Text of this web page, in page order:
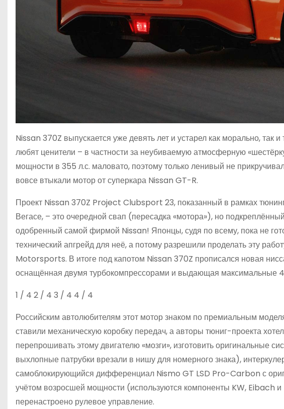
Nissan 370Z выпускается уже девять лет и устарел как морально, так
любят ценители – в частности за неубиваемую атмосферную
мощности в 355 л.с. маловато, поэтому только ленивый не
вовсе втыкали мотор от суперкара Nissan GT-R.
Проект Nissan 370Z Project Clubsport 23, показанный в рамках
Вегасе, – это очередной свап (пересадка «мотора»), но
одобренный самой фирмой Nissan! Японцы, судя по всему, пока не
технический апгрейд для неё, а потому разрешили проделать эту
Motorsports. В итоге под капотом Nissan 370Z прописался новая
оснащённая двумя турбокомпрессорами и выдающая максимальные
1 / 4 2 / 4 3 / 4 4 / 4
Российским автолюбителям этот мотор знаком по премиальным
ставили механическую коробку передач, а авторы тюниг-проекта
перепрошивать этому двигателю «мозги», изготовить оригинальные
выхлопные патрубки врезали в нишу для номерного знака),
самоблокирующийся дифференциал Nismo GT LSD Pro-Carbon с
учётом возросшей мощности (используются компоненты KW, Eibach
перенастроено рулевое управление.